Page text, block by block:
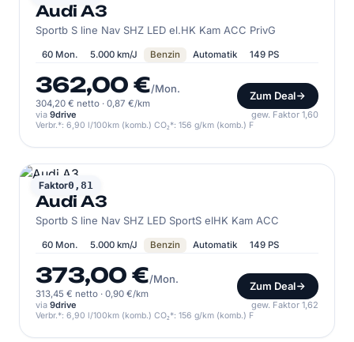
Audi A3
Sportb S line Nav SHZ LED el.HK Kam ACC PrivG
60 Mon. 5.000 km/J Benzin Automatik 149 PS
362,00 €/Mon.
304,20 € netto · 0,87 €/km
Zum Deal
via 9drive gew. Faktor 1,60
Verbr.*: 6,90 l/100km (komb.) CO₂*: 156 g/km (komb.) F
Faktor0,81
AUDI
Audi A3
Sportb S line Nav SHZ LED SportS elHK Kam ACC
60 Mon. 5.000 km/J Benzin Automatik 149 PS
373,00 €/Mon.
313,45 € netto · 0,90 €/km
Zum Deal
via 9drive gew. Faktor 1,62
Verbr.*: 6,90 l/100km (komb.) CO₂*: 156 g/km (komb.) F